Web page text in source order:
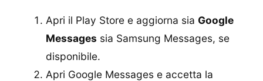
Apri il Play Store e aggiorna sia Google
Messages sia Samsung Messages, se
disponibile.
Apri Google Messages e accetta la